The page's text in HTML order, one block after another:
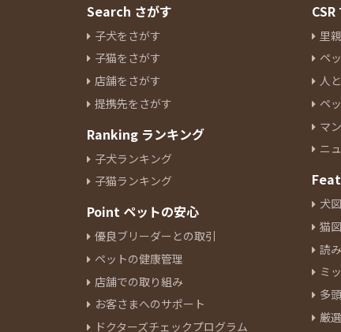
Search さがす
子犬をさがす
子猫をさがす
店舗をさがす
提携先をさがす
Ranking ランキング
子犬ランキング
子猫ランキング
Point ペットの安心
優良ブリーダーとの取引
ペットの健康管理
店舗での取り組み
お客さまへのサポート
ドクターズチェックプログラム
里
ペ
人
ペ
マ
ニ
犬
猫
読
ミ
多
厳